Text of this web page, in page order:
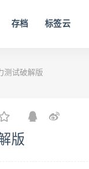
存档 标签云
测试破解版
版